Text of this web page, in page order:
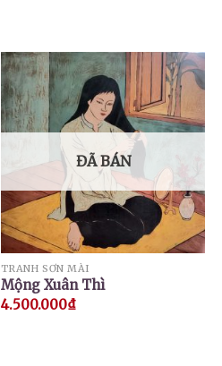
ĐÃ BÁN
TRANH SƠN MÀI
Mộng Xuân Thì
4.500.000₫